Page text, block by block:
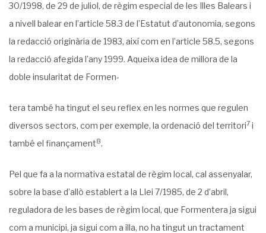
30/1998, de 29 de juliol, de règim especial de les Illes Balears i
a nivell balear en l’article 58.3 de l’Es­tatut d’autonomia, segons
la redacció originària de 1983, així com en l’article 58.5, segons
la redacció afegida l’any 1999. Aqueixa idea de millora de la
doble insularitat de Formen-
tera també ha tingut el seu reflex en les normes que regulen
diversos sectors, com per exemple, la ordenació del territori7 i
també el finançament8.
Pel que fa a la normativa estatal de règim local, cal assenyalar,
sobre la base d’allò esta­blert a la Llei 7/1985, de 2 d’abril,
reguladora de les bases de règim local, que Formentera ja sigui
com a municipi, ja sigui com a illa, no ha tingut un tractament